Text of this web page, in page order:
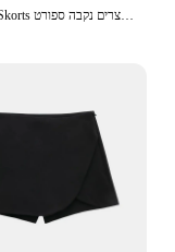
נשים טניס Skorts ספורט ספורט יוגה מכנסי חצאית מוצק צבע אנטי חשיפה כושר גבוה מותניים מכנסיים קצרים נקבה ספורט